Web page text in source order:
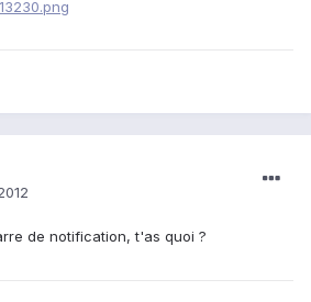
de notification, t'as quoi ?